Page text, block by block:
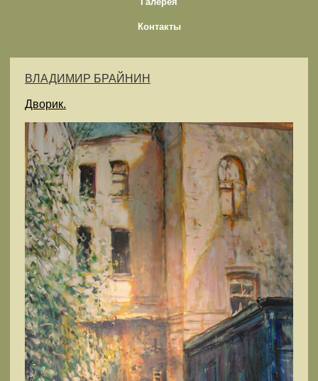
Контакты
ВЛАДИМИР БРАЙНИН
Дворик.